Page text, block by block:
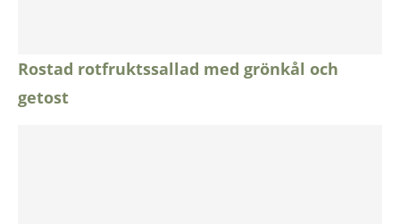
Rostad rotfruktssallad med grönkål och
getost